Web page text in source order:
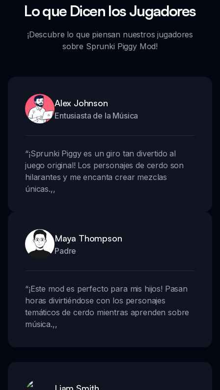
Lo que Dicen los Jugadores
¡Descubre lo que piensan nuestros jugadores
sobre Sprunki Piggy Mod!
Alex Johnson
Entusiasta de la Música
“¡Sprunki Piggy es un giro tan divertido al
juego original! Los personajes de cerdo son
hilarantes y me encanta crear mezclas
únicas.,,
Maya Thompson
Padre
“¡Este mod es perfecto para mis hijos! Pasan
horas divirtiéndose con los personajes
temáticos de cerdo mientras aprenden sobre
música.,,